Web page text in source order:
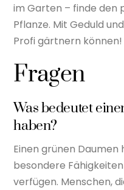
im Garten – finde den
Pflanze. Mit Geduld
Profi gärtnern können!
Fragen
Was bedeutet
haben?
Einen grünen
besondere
verfügen. Menschen,